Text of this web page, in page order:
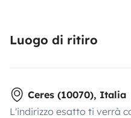
Luogo di ritiro
Ceres (10070), Italia
L'indirizzo esatto ti verrà